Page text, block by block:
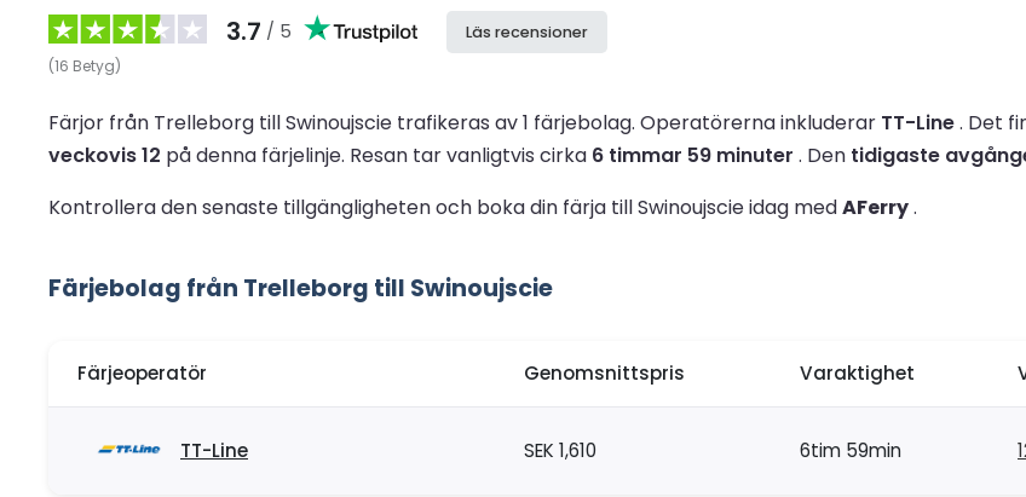
3.7 / 5
(16 Betyg)
Läs recensioner
Färjor från Trelleborg till Swinoujscie trafikeras av 1 färjebolag. Operatörerna inkluderar TT-Line. Det
veckovis 12 på denna färjelinje. Resan tar vanligtvis cirka 6 timmar 59 minuter . Den tidigaste
Kontrollera den senaste tillgängligheten och boka din färja till Swinoujscie idag medAFerry.
Färjebolag från Trelleborg till Swinoujscie
Färjeoperatör Genomsnittspris Varaktighet
TT-Line SEK 1,610 6tim 59min